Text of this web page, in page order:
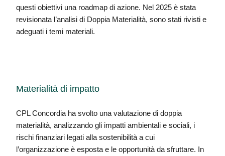
questi obiettivi una roadmap di azione. Nel 2025 è stata
revisionata l’analisi di Doppia Materialità, sono stati rivisti e
adeguati i temi materiali.
Materialità di impatto
CPL Concordia ha svolto una valutazione di doppia
materialità, analizzando gli impatti ambientali e sociali, i
rischi finanziari legati alla sostenibilità a cui
l’organizzazione è esposta e le opportunità da sfruttare. In